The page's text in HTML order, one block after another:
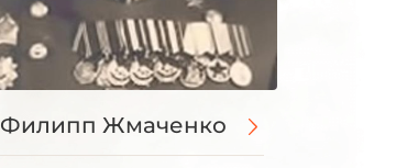
Филипп Жмаченко